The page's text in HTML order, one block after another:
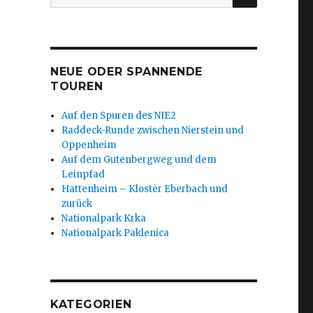
nach:
NEUE ODER SPANNENDE
TOUREN
Auf den Spuren des NIE2
Raddeck-Runde zwischen Nierstein und
Oppenheim
Auf dem Gutenbergweg und dem
Leinpfad
Hattenheim – Kloster Eberbach und
zurück
Nationalpark Krka
Nationalpark Paklenica
KATEGORIEN